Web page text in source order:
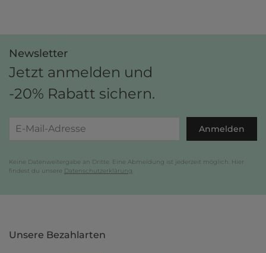
Newsletter
Jetzt anmelden und
-20% Rabatt sichern.
Anmelden
Keine Datenweitergabe an Dritte. Eine Abmeldung ist jederzeit möglich. Hier
findest du unsere Datenschutzerklärung
Unsere Bezahlarten